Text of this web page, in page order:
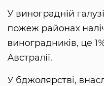
У виноградній
пожеж районах
виноградників, це
Австралії.
У бджолярстві,